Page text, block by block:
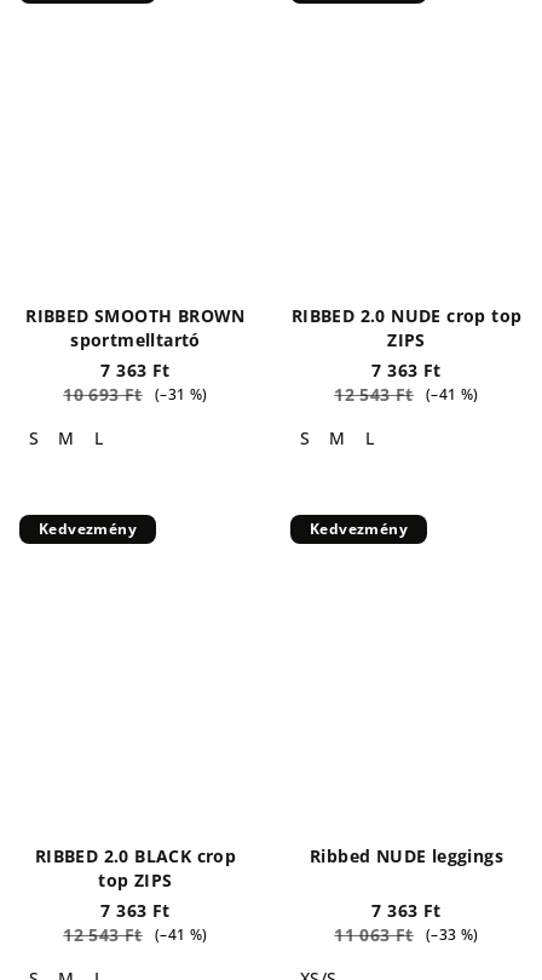
RIBBED SMOOTH BROWN
sportmelltartó
7 363 Ft
10 693 Ft (–31 %)
S M L
RIBBED 2.0 NUDE crop top
ZIPS
7 363 Ft
12 543 Ft (–41 %)
S M L
Kedvezmény
RIBBED 2.0 BLACK crop
top ZIPS
7 363 Ft
12 543 Ft (–41 %)
Kedvezmény
Ribbed NUDE leggings
7 363 Ft
11 063 Ft (–33 %)